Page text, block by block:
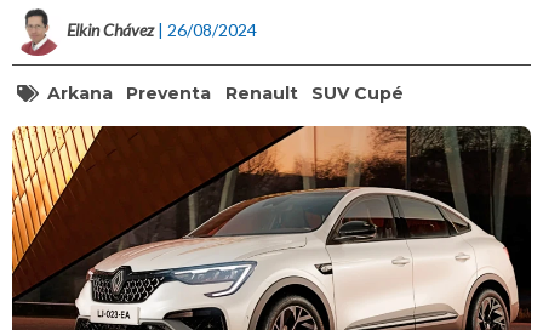
Elkin Chávez | 26/08/2024
Arkana Preventa Renault SUV Cupé